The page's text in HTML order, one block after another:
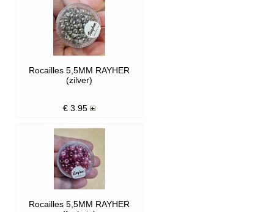
Rocailles 5,5MM RAYHER
(zilver)
€ 3.95
Rocailles 5,5MM RAYHER